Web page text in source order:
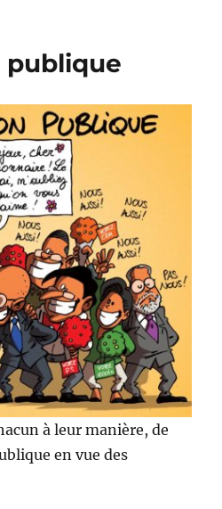
publique
à leur manière, de
en vue des